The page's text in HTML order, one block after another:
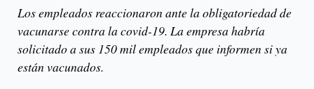
Los empleados reaccionaron ante la obligatoriedad de
vacunarse contra la covid-19. La empresa habría
solicitado a sus 150 mil empleados que informen si ya
están vacunados.